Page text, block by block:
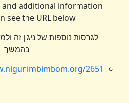
and additional information
see the URL below
לגרסות נוספות של ניגון זה
בהמשך
2651